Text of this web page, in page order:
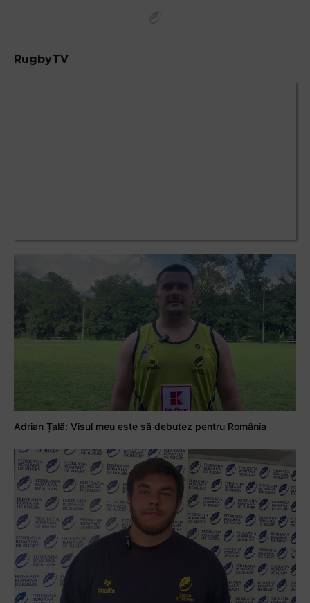
RugbyTV
Adrian Țală: Visul meu este să debutez pentru România